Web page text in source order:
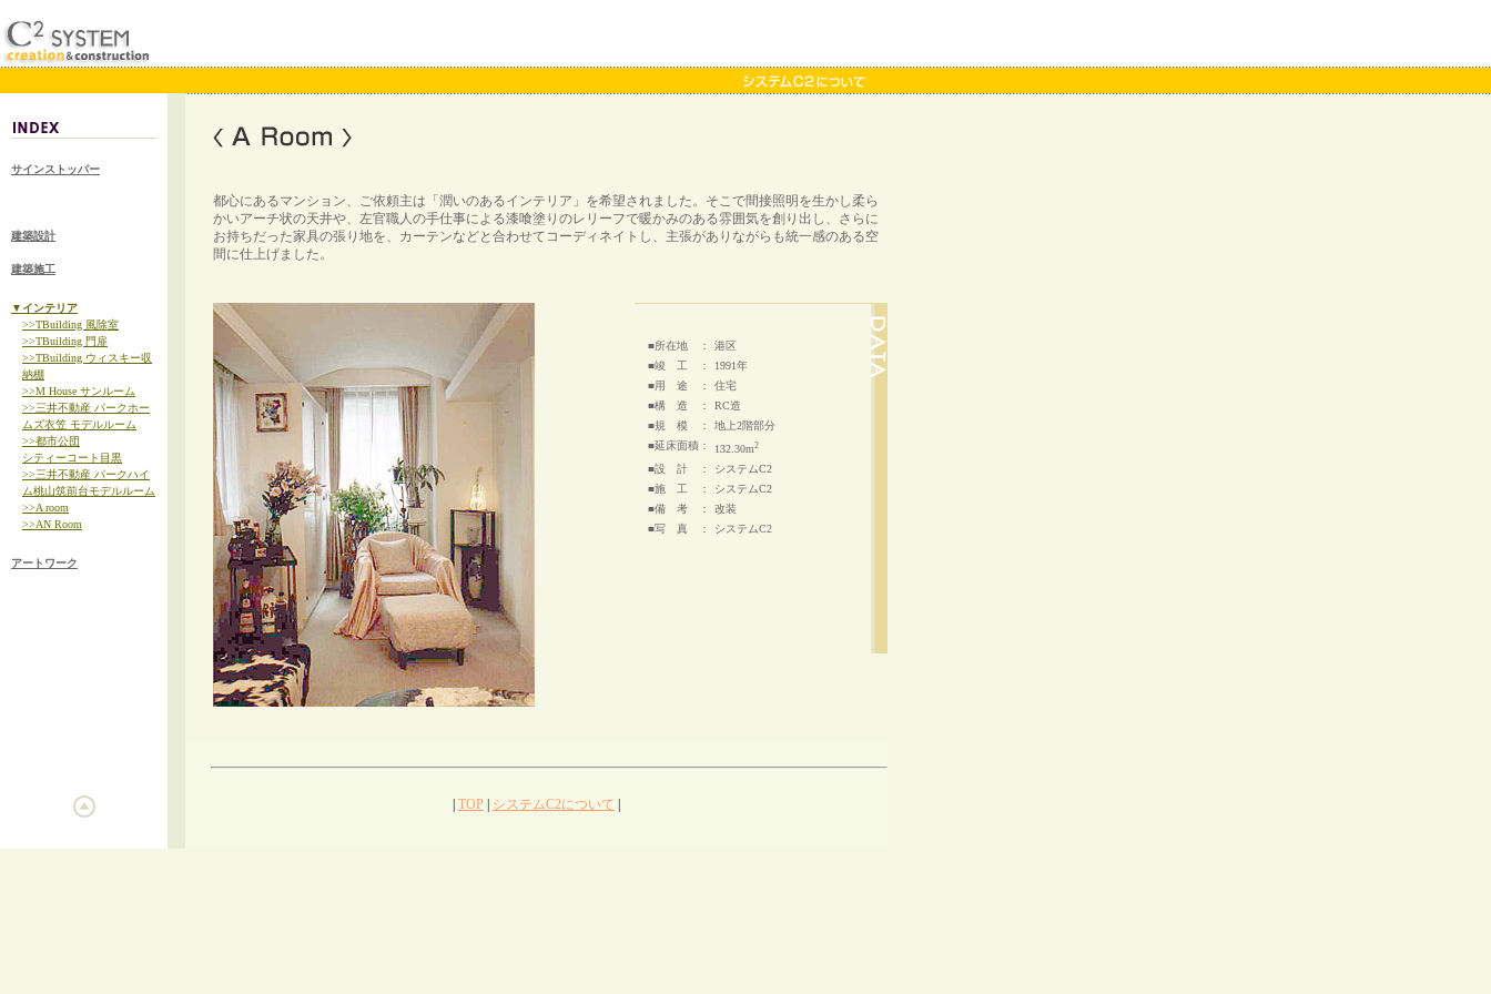
サインストッパー
建築設計
建築施工
▼インテリア
>>TBuilding 風除室
>>TBuilding 門扉
>>TBuilding ウィスキー収
納棚
>>M House サンルーム
>>三井不動産 パークホー
ムズ衣笠 モデルルーム
>>都市公団
シティーコート目黒
>>三井不動産 パークハイ
ム桃山筑前台モデルルーム
>>A room
>>AN Room
アートワーク
都心にあるマンション、ご依頼主は「潤いのあるインテリア」を希望されました。そこで間接照明を生かし柔ら
かいアーチ状の天井や、左官職人の手仕事による漆喰塗りのレリーフで暖かみのある雰囲気を創り出し、さらに
お持ちだった家具の張り地を、カーテンなどと合わせてコーディネイトし、主張がありながらも統一感のある空
間に仕上げました。
■所在地 ：
港区
■竣 工 ：
1991年
■用 途 ：
住宅
■構 造 ：
RC造
■規 模 ：
地上2階部分
■延床面積：
132.30m2
■設 計 ：
システムC2
■施 工 ：
システムC2
■備 考 ：
改装
■写 真 ：
システムC2
TOP システムC2について